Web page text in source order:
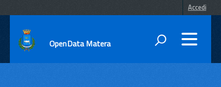
Accedi
OpenData Matera